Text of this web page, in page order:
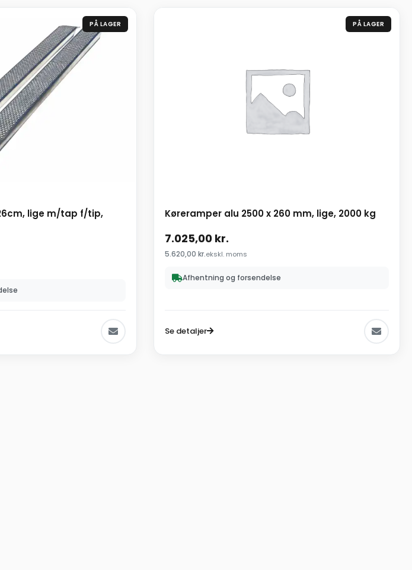
PÅ LAGER
lige m/tap f/tip,
PÅ LAGER
Køreramper alu 2500 x 260 mm, lige, 2000 kg
7.025,00 kr.
5.620,00 kr.ekskl. moms
Afhentning og forsendelse
Se detaljer